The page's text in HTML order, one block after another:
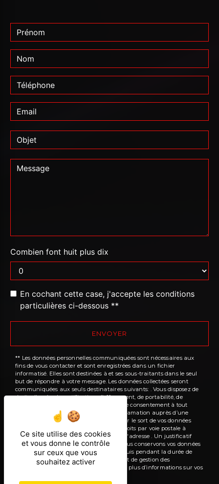
Combien font huit plus dix
En cochant cette case, j'accepte les conditions
particulières ci-dessous **
ENVOYER
** Les données personnelles communiquées sont nécessaires aux
fins de vous contacter et sont enregistrées dans un fichier
informatisé. Elles sont destinées à et ses sous-traitants dans le seul
but de répondre à votre message. Les données collectées seront
communiquées aux seuls destinataires suivants: . Vous disposez de
droits d’accès, de rectification, d’effacement, de portabilité, de
limitation, d’opposition, de retrait de votre consentement à tout
moment et du droit d’introduire une réclamation auprès d’une
autorité de contrôle, ainsi que d’organiser le sort de vos données
post-mortem. Vous pouvez exercer ces droits par voie postale à
l'adresse ou par courrier électronique à l'adresse . Un justificatif
d'identité pourra vous être demandé. Nous conservons vos données
pendant la période de prise de contact puis pendant la durée de
prescription légale aux fins probatoires et de gestion des
contentieux. Consultez le site cnil.fr pour plus d’informations sur vos
Ce site utilise des cookies
et vous donne le contrôle
sur ceux que vous
souhaitez activer